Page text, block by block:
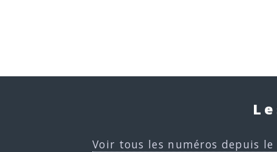
Voir tous les numéros depuis